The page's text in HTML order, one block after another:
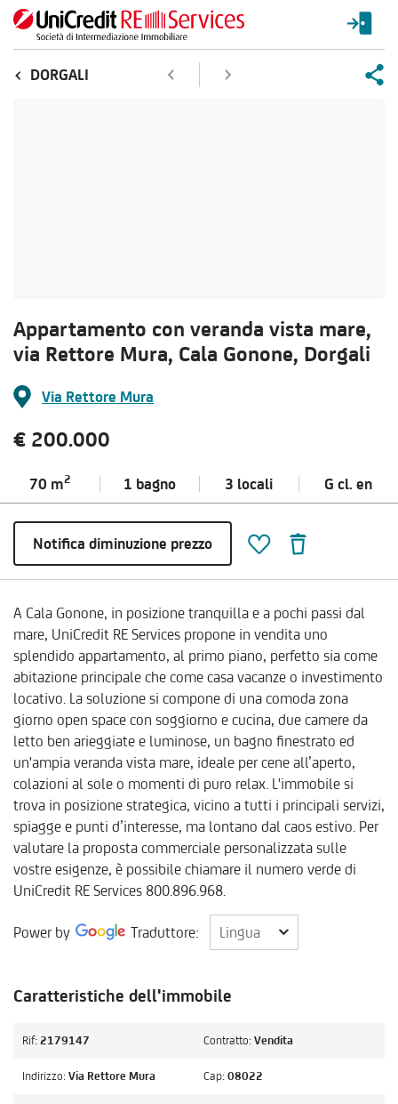
DORGALI
Appartamento con veranda vista mare,
via Rettore Mura, Cala Gonone, Dorgali
Via Rettore Mura
€ 200.000
70 m2 1 bagno 3 locali G cl. en
Notifica diminuzione prezzo
A Cala Gonone, in posizione tranquilla e a pochi passi dal
mare, UniCredit RE Services propone in vendita uno
splendido appartamento, al primo piano, perfetto sia come
abitazione principale che come casa vacanze o investimento
locativo. La soluzione si compone di una comoda zona
giorno open space con soggiorno e cucina, due camere da
letto ben arieggiate e luminose, un bagno finestrato ed
un'ampia veranda vista mare, ideale per cene all’aperto,
colazioni al sole o momenti di puro relax. L'immobile si
trova in posizione strategica, vicino a tutti i principali servizi,
spiagge e punti d’interesse, ma lontano dal caos estivo. Per
valutare la proposta commerciale personalizzata sulle
vostre esigenze, è possibile chiamare il numero verde di
UniCredit RE Services 800.896.968.
Power by Traduttore: Lingua
Lingua
Caratteristiche dell'immobile
Rif: 2179147 Contratto: Vendita
Indirizzo: Via Rettore Mura Cap: 08022